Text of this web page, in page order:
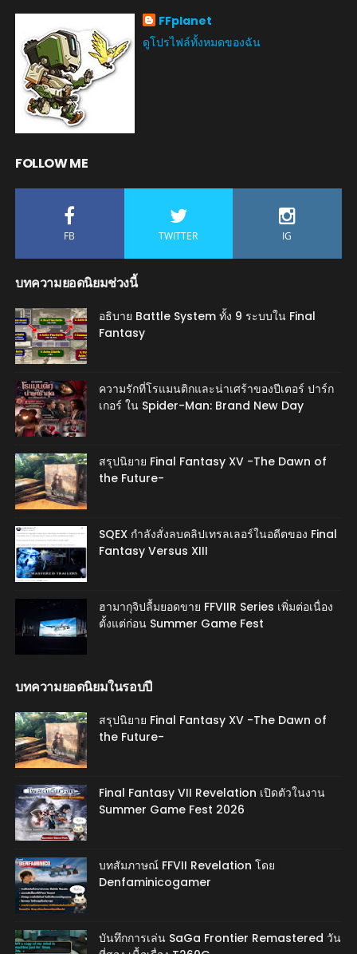
FFplanet
ดูโปรไฟล์ทั้งหมดของฉัน
FOLLOW ME
FB TWITTER IG
บทความยอดนิยมช่วงนี้
อธิบาย Battle System ทั้ง 9 ระบบใน Final
Fantasy
ความรักที่โรแมนติกและน่าเศร้าของปีเตอร์ ปาร์ก
เกอร์ ใน Spider-Man: Brand New Day
สรุปนิยาย Final Fantasy XV -The Dawn of
the Future-
SQEX กำลังสั่งลบคลิปเทรลเลอร์ในอดีตของ Final
Fantasy Versus XIII
ฮามากุจิปลื้มยอดขาย FFVIIR Series เพิ่มต่อเนื่อง
ตั้งแต่ก่อน Summer Game Fest
บทความยอดนิยมในรอบปี
สรุปนิยาย Final Fantasy XV -The Dawn of
the Future-
Final Fantasy VII Revelation เปิดตัวในงาน
Summer Game Fest 2026
บทสัมภาษณ์ FFVII Revelation โดย
Denfaminicogamer
บันทึกการเล่น SaGa Frontier Remastered วัน